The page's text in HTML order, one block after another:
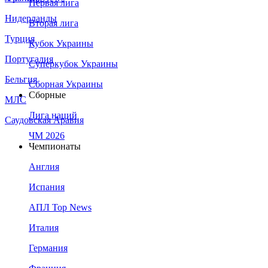
Нидерланды
Турция
Португалия
Бельгия
МЛС
Саудовская Аравия
Первая лига
Вторая лига
Кубок Украины
Суперкубок Украины
Сборная Украины
Сборные
Лига наций
ЧМ 2026
Чемпионаты
Англия
Испания
АПЛ Top News
Италия
Германия